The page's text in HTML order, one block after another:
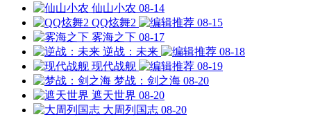
仙山小农 08-14
QQ炫舞2
08-15
雾海之下 08-17
逆战：未来
08-18
现代战舰
08-19
梦战：剑之海 08-20
遮天世界 08-20
大周列国志 08-20